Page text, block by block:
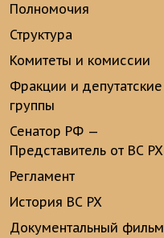
Полномочия
Структура
Комитеты и комиссии
Фракции и депутатские
группы
Сенатор РФ —
Представитель от ВС РХ
Регламент
История ВС РХ
Документальный фильм